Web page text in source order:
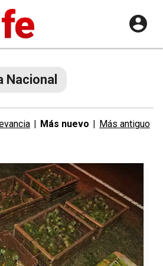
Nacional
| Más nuevo | Más antiguo